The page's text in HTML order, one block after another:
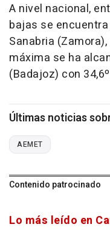
A nivel nacional,
bajas se
Sanabria
máxima se ha
(Badajoz) con
Últimas noticias
AEMET
Contenido patrocinado
Lo más leído en